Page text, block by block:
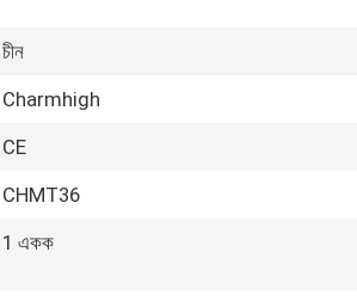
চীন
Charmhigh
CE
CHMT36
1 একক